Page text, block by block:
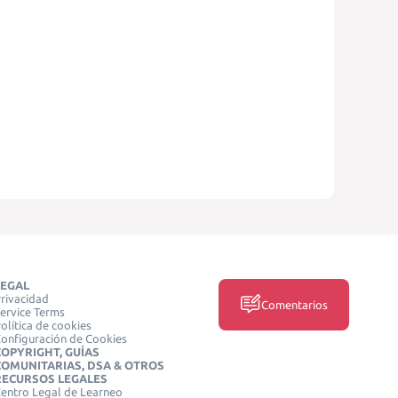
Terms
de cookies
de Cookies
GUÍAS
DSA & OTROS
LEGALES
Legal de Learneo
Comentarios